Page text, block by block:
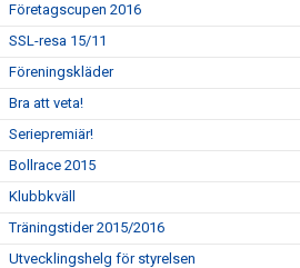
Företagscupen 2016
SSL-resa 15/11
Föreningskläder
Bra att veta!
Seriepremiär!
Bollrace 2015
Klubbkväll
Träningstider 2015/2016
Utvecklingshelg för styrelsen